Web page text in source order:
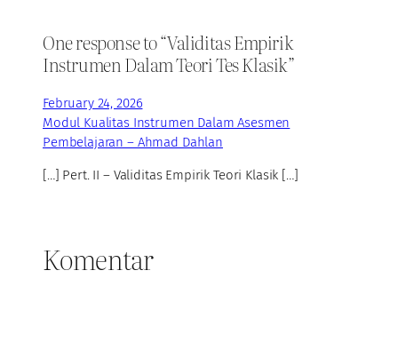
One response to “Validitas Empirik
Instrumen Dalam Teori Tes Klasik”
February 24, 2026
Modul Kualitas Instrumen Dalam Asesmen
Pembelajaran – Ahmad Dahlan
[…] Pert. II – Validitas Empirik Teori Klasik […]
Komentar